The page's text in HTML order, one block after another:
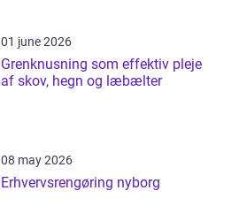
01 june 2026
Grenknusning som effektiv pleje
af skov, hegn og læbælter
08 may 2026
Erhvervsrengøring nyborg